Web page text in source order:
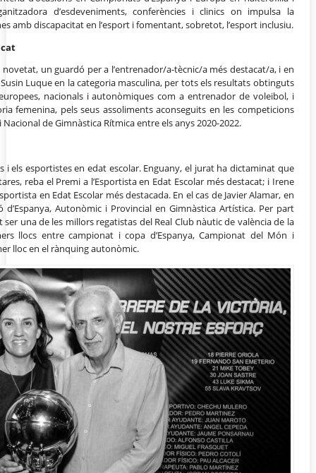
d’esdeveniments, conferències i clinics on impulsa la
amb discapacitat en l’esport i fomentant, sobretot, l’esport inclusiu.
un guardó per a l’entrenador/a-tècnic/a més destacat/a, i en
Luque en la categoria masculina, per tots els resultats obtinguts
nacionals i autonòmiques com a entrenador de voleibol, i
femenina, pels seus assoliments aconseguits en les competicions
de Gimnàstica Rítmica entre els anys 2020-2022.
i els esportistes en edat escolar. Enguany, el jurat ha dictaminat que
reba el Premi a l’Esportista en Edat Escolar més destacat; i Irene
en Edat Escolar més destacada. En el cas de Javier Alamar, en
Autonòmic i Provincial en Gimnàstica Artística. Per part
una de les millors regatistas del Real Club nàutic de valència de la
llocs entre campionat i copa d’Espanya, Campionat del Món i
lloc en el rànquing autonòmic.